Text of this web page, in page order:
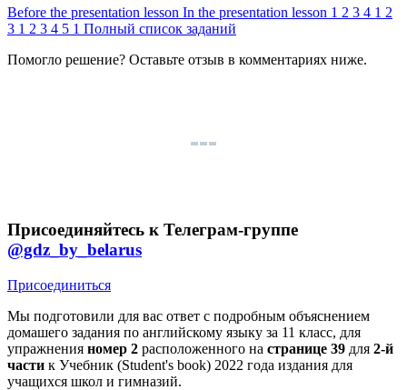
Before the presentation lesson In the presentation lesson 1 2 3 4 1 2
3 1 2 3 4 5 1 Полный список заданий
Помогло решение? Оставьте отзыв в комментариях ниже.
Присоединяйтесь к Телеграм-группе
@gdz_by_belarus
Присоединиться
Мы подготовили для вас ответ c подробным объяснением
домашего задания по английскому языку за 11 класс, для
упражнения номер 2 расположенного на странице 39 для 2-й
части к Учебник (Student's book) 2022 года издания для
учащихся школ и гимназий.